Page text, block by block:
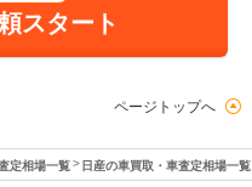
スタート
ページトップへ
定相場一覧 日産の車買取・車査定相場一覧